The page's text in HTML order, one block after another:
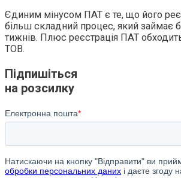
Єдиним мінусом ПАТ є те, що його
більш складний процес, який займає
тижнів. Плюс реєстрація ПАТ
ТОВ.
Підпишіться
на розсилку